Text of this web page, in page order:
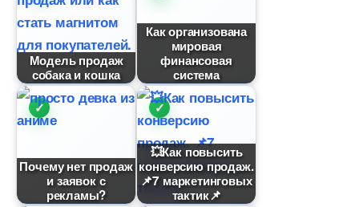
Модель продаж
собака и кошка
Как организована
мировая
финансовая
система
Почему нет продаж
и заявок с
рекламы?
💥Как повысить
конверсию продаж.
📌7 маркетинговых
тактик📌